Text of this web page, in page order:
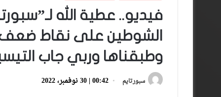
فيديو.. عطية الله
الشوطين على نقاط ضعف
وطبقناها وربي جاب
سبورتايم 00:42 | 30 نوفمبر، 2022